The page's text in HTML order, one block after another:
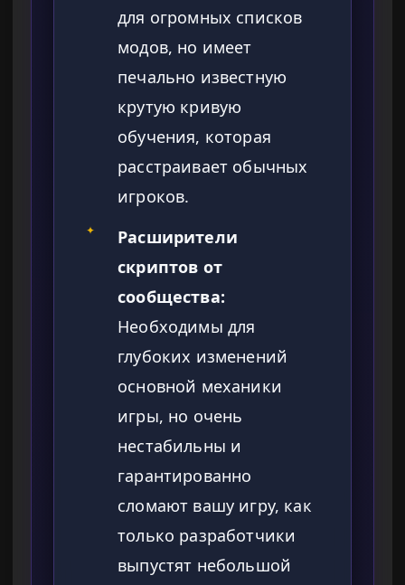
для огромных списков
модов, но имеет
печально известную
крутую кривую
обучения, которая
расстраивает обычных
игроков.
✦
Расширители
скриптов от
сообщества:
Необходимы для
глубоких изменений
основной механики
игры, но очень
нестабильны и
гарантированно
сломают вашу игру, как
только разработчики
выпустят небольшой